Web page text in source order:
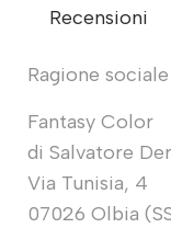
Recensioni
Ragione sociale
Fantasy Color
di Salvatore
Via Tunisia, 4
07026 Olbia